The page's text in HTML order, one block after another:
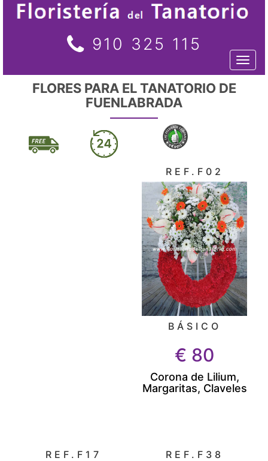
910 325 115
FLORES PARA EL TANATORIO DE
FUENLABRADA
REF.F02
BÁSICO
€ 80
Corona de Lilium,
Margaritas, Claveles
REF.F17 REF.F38